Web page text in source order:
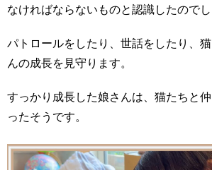
なければならないものと認識したのでし
パトロールをしたり、世話をしたり、
んの成長を見守ります。
すっかり成長した娘さんは、猫たちと
ったそうです。